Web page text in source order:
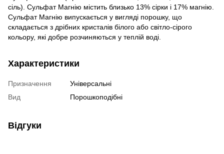
сіль). Сульфат Магнію містить близько 13% сірки і 17% магнію.
Сульфат Магнію випускається у вигляді порошку, що
складається з дрібних кристалів білого або світло-сірого
кольору, які добре розчиняються у теплій воді.
Характеристики
Призначення
Універсальні
Вид
Порошкоподібні
Відгуки